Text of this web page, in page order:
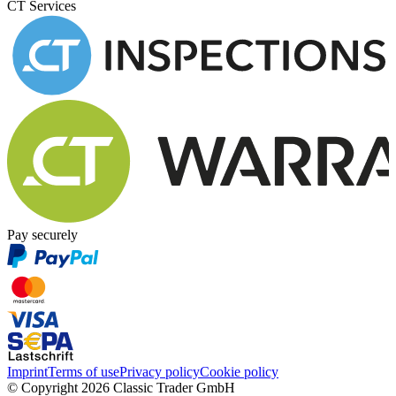
CT Services
Pay securely
ImprintTerms of usePrivacy policyCookie policy
© Copyright 2026 Classic Trader GmbH